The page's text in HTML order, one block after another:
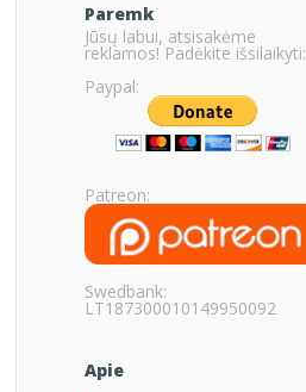
Paremk
Jūsų labui, atsisakėme
reklamos! Padėkite išsilaikyti:
Paypal:
Patreon:
Swedbank:
LT187300010149950092
Apie